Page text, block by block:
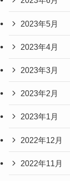
2023年5月
2023年4月
2023年3月
2023年2月
2023年1月
2022年12月
2022年11月